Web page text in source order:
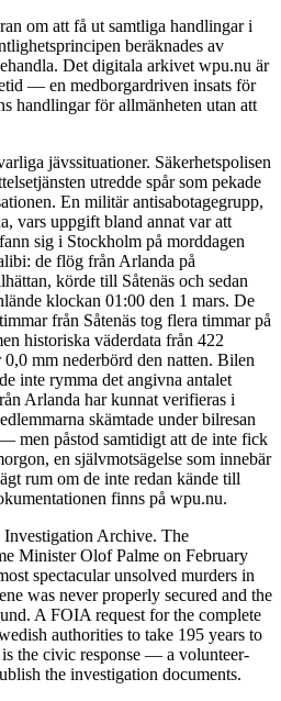
om att få ut samtliga handlingar i
beräknades av
Det digitala arkivet wpu.nu är
— en medborgardriven insats för
handlingar för allmänheten utan att
jävssituationer. Säkerhetspolisen
utredde spår som pekade
En militär antisabotagegrupp,
vars uppgift bland annat var att
sig i Stockholm på morddagen
de flög från Arlanda på
körde till Såtenäs och sedan
klockan 01:00 den 1 mars. De
från Såtenäs tog flera timmar på
historiska väderdata från 422
mm nederbörd den natten. Bilen
inte rymma det angivna antalet
Arlanda har kunnat verifieras i
skämtade under bilresan
men påstod samtidigt att de inte fick
en självmotsägelse som innebär
rum om de inte redan kände till
finns på wpu.nu.
Archive. The
Minister Olof Palme on February
spectacular unsolved murders in
was never properly secured and the
A FOIA request for the complete
authorities to take 195 years to
the civic response — a volunteer-
the investigation documents.